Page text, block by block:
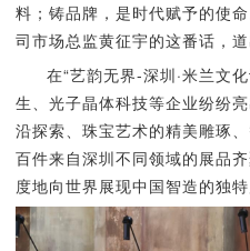
料；铸品牌，是时代赋予的使
司市场总监黄征宇的这番话，
在“艺韵无界-深圳·米兰文
生、光子晶体科技等企业纷纷
沿探索、珠宝艺术的精美雕琢
百件来自深圳不同领域的展品
度地向世界展现中国智造的独特